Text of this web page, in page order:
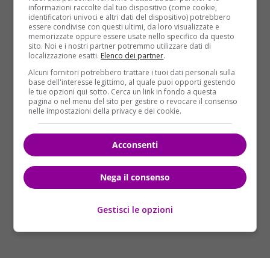
Reuven Rivlinha commentato la scomparsa dello
scrittore Amos Oz. “Riposa in pace, caro Amos. Ci sei
stato una cara compagnia”.
Photo credits: Twitter
informazioni raccolte dal tuo dispositivo (come cookie,
identificatori univoci e altri dati del dispositivo) potrebbero
essere condivise con questi ultimi, da loro visualizzate e
memorizzate oppure essere usate nello specifico da questo
sito. Noi e i nostri partner potremmo utilizzare dati di
localizzazione esatti. Elenco dei partner.
Alcuni fornitori potrebbero trattare i tuoi dati personali sulla
base dell'interesse legittimo, al quale puoi opporti gestendo
le tue opzioni qui sotto. Cerca un link in fondo a questa
pagina o nel menu del sito per gestire o revocare il consenso
nelle impostazioni della privacy e dei cookie.
Acconsenti
Nega il consenso
Gestisci le opzioni